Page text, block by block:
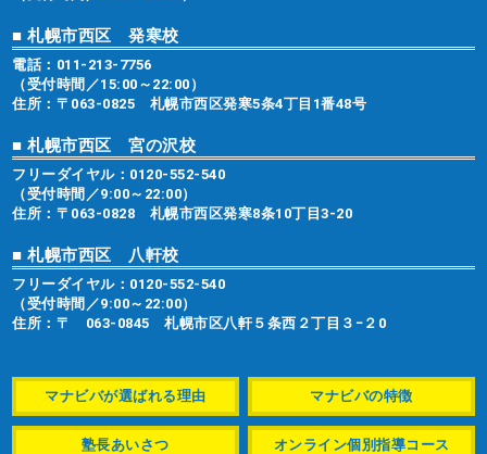
■ 札幌市西区 発寒校
電話： 011-213-7756
（受付時間／15:00～22:00）
住所：〒063-0825 札幌市西区発寒5条4丁目1番48号
■ 札幌市西区 宮の沢校
フリーダイヤル： 0120-552-540
（受付時間／9:00～22:00）
住所：〒063-0828 札幌市西区発寒8条10丁目3-20
■ 札幌市西区 八軒校
フリーダイヤル： 0120-552-540
（受付時間／9:00～22:00）
住所：〒 063-0845 札幌市区八軒５条西２丁目３−２0
マナビバが選ばれる理由 マナビバの特徴
塾長あいさつ オンライン個別指導コース